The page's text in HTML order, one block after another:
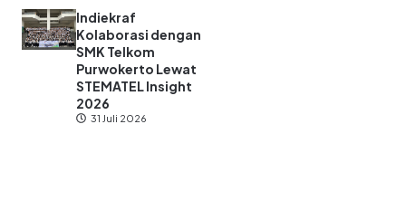
Indiekraf
Kolaborasi dengan
SMK Telkom
Purwokerto Lewat
STEMATEL Insight
2026
31 Juli 2026